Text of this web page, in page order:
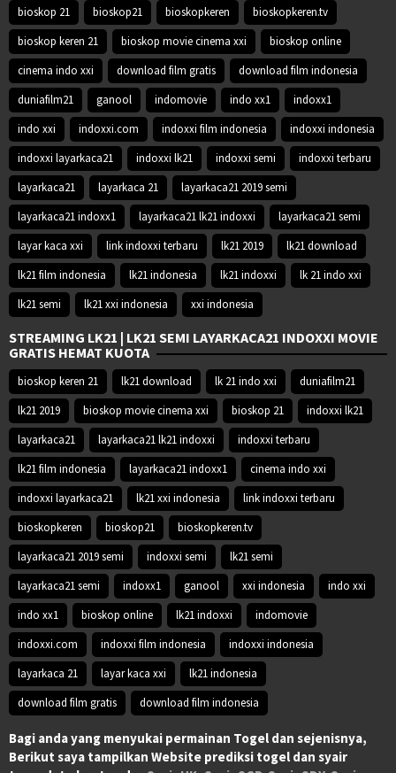
bioskop 21 bioskop21 bioskopkeren
bioskopkeren.tv
bioskop keren 21
bioskop movie cinema xxi
bioskop online
cinema indo xxi
download film gratis
download film indonesia
duniafilm21
ganool indomovie indo xx1
indoxx1
indo xxi
indoxxi.com indoxxi film indonesia
indoxxi indonesia
indoxxi layarkaca21
indoxxi lk21 indoxxi semi
indoxxi terbaru
layarkaca21
layarkaca 21
layarkaca21 2019 semi
layarkaca21 indoxx1
layarkaca21 lk21 indoxxi
layarkaca21 semi
layar kaca xxi
link indoxxi terbaru lk21 2019
lk21 download
lk21 film indonesia
lk21 indonesia lk21 indoxxi
lk 21 indo xxi
lk21 semi
lk21 xxi indonesia xxi indonesia
STREAMING LK21 | LK21 SEMI LAYARKACA21 INDOXXI MOVIE
GRATIS HEMAT KUOTA
bioskop keren 21 lk21 download lk 21 indo xxi
duniafilm21
lk21 2019
bioskop movie cinema xxi bioskop 21
indoxxi lk21
layarkaca21
layarkaca21 lk21 indoxxi
indoxxi terbaru
lk21 film indonesia
layarkaca21 indoxx1
cinema indo xxi
indoxxi layarkaca21
lk21 xxi indonesia
link indoxxi terbaru
bioskopkeren
bioskop21
bioskopkeren.tv
layarkaca21 2019 semi
indoxxi semi
lk21 semi
layarkaca21 semi
indoxx1 ganool xxi indonesia
indo xxi
indo xx1
bioskop online lk21 indoxxi
indomovie
indoxxi.com
indoxxi film indonesia
indoxxi indonesia
layarkaca 21
layar kaca xxi
lk21 indonesia
download film gratis
download film indonesia
Bagi anda yang menyukai permainan Togel dan sejenisnya,
Berikut saya tampilkan Website prediksi togel dan syair